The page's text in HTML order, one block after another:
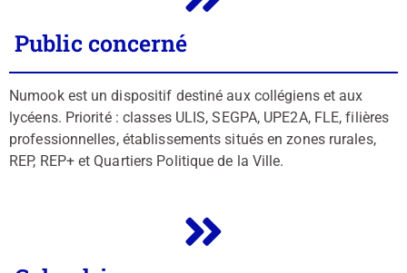
Public concerné
Numook est un dispositif destiné aux collégiens et aux
lycéens. Priorité : classes ULIS, SEGPA, UPE2A, FLE, filières
professionnelles, établissements situés en zones rurales,
REP, REP+ et Quartiers Politique de la Ville.